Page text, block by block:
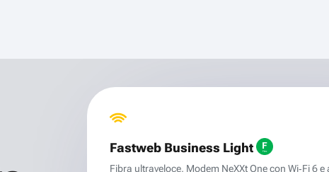
Fastweb Business Light
Fibra ultraveloce, Modem NeXXt One con Wi‑Fi 6